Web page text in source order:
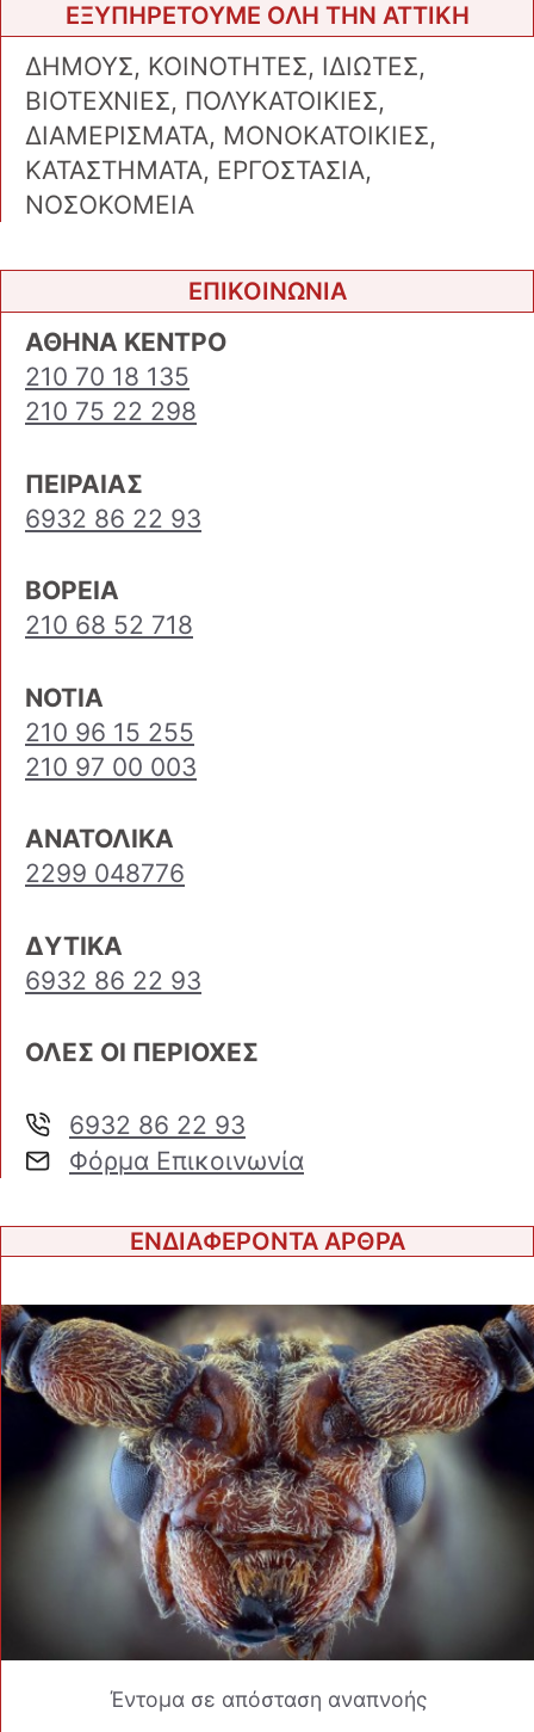
ΕΞΥΠΗΡΕΤΟΥΜΕ ΟΛΗ ΤΗΝ ΑΤΤΙΚΗ
ΔΗΜΟΥΣ, ΚΟΙΝΟΤΗΤΕΣ, ΙΔΙΩΤΕΣ,
ΒΙΟΤΕΧΝΙΕΣ, ΠΟΛΥΚΑΤΟΙΚΙΕΣ,
ΔΙΑΜΕΡΙΣΜΑΤΑ, ΜΟΝΟΚΑΤΟΙΚΙΕΣ,
ΚΑΤΑΣΤΗΜΑΤΑ, ΕΡΓΟΣΤΑΣΙΑ,
ΝΟΣΟΚΟΜΕΙΑ
ΕΠΙΚΟΙΝΩΝΙΑ
ΑΘΗΝΑ ΚΕΝΤΡΟ
210 70 18 135
210 75 22 298
ΠΕΙΡΑΙΑΣ
6932 86 22 93
ΒΟΡΕΙΑ
210 68 52 718
ΝΟΤΙΑ
210 96 15 255
210 97 00 003
ΑΝΑΤΟΛΙΚΑ
2299 048776
ΔΥΤΙΚΑ
6932 86 22 93
ΟΛΕΣ ΟΙ ΠΕΡΙΟΧΕΣ
6932 86 22 93
Φόρμα Επικοινωνία
ΕΝΔΙΑΦΕΡΟΝΤΑ ΑΡΘΡΑ
Έντομα σε απόσταση αναπνοής